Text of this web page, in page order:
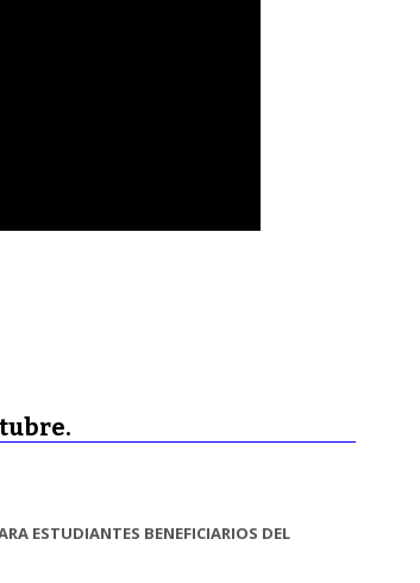
ESTUDIANTES BENEFICIARIOS DEL